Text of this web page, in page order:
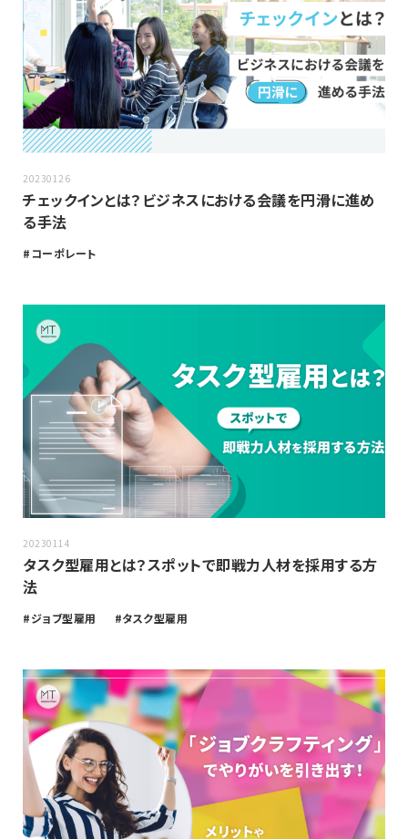
20230126
チェックインとは？ビジネスにおける会議を円滑に進め
る手法
コーポレート
20230114
タスク型雇用とは？スポットで即戦力人材を採用する方
法
ジョブ型雇用 タスク型雇用